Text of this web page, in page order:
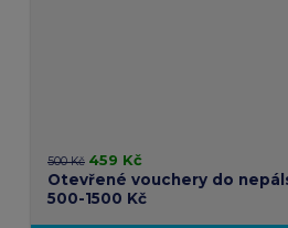
500 Kč 459 Kč
Otevřené vouchery do
500-1500 Kč